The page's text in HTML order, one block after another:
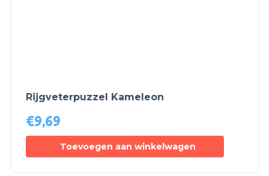
Rijgveterpuzzel Kameleon
€9,69
Toevoegen aan winkelwagen